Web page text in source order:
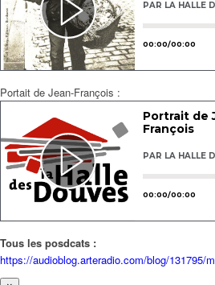
Portait de Jean-François :
Tous les posdcats :
https://audioblog.arteradio.com/blog/131795/